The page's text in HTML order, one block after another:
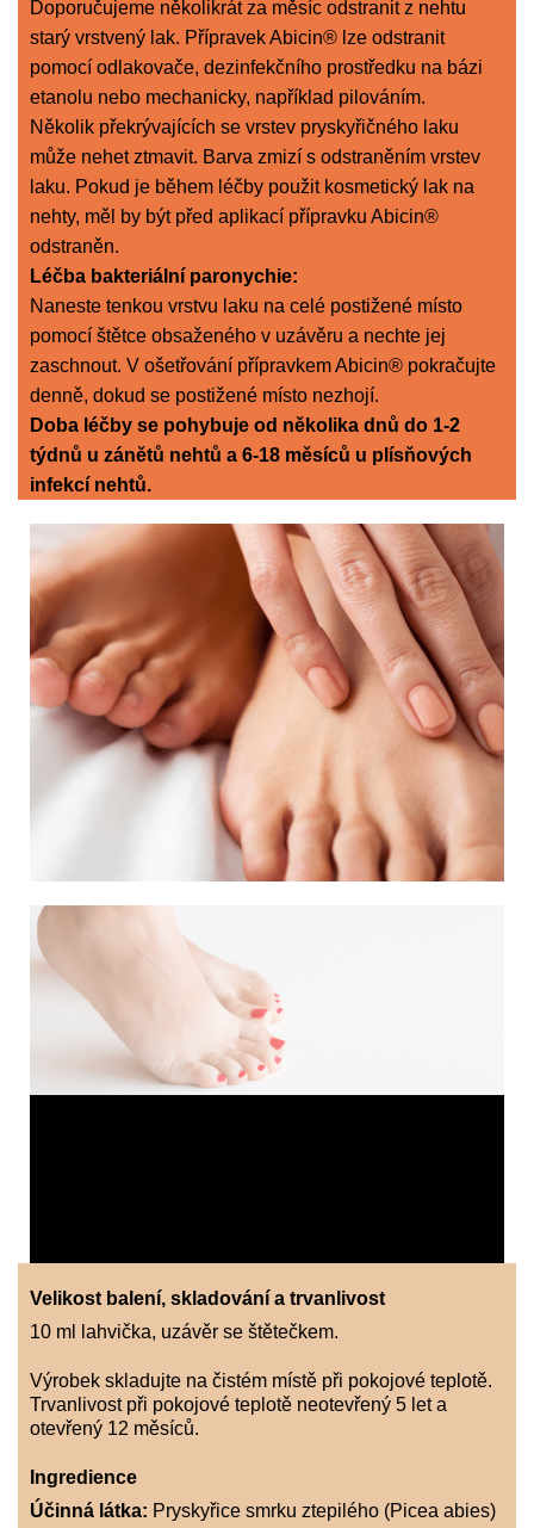
Doporučujeme několikrát za měsíc odstranit z nehtu
starý vrstvený lak. Přípravek Abicin® lze odstranit
pomocí odlakovače, dezinfekčního prostředku na bázi
etanolu nebo mechanicky, například pilováním.
Několik překrývajících se vrstev pryskyřičného laku
může nehet ztmavit. Barva zmizí s odstraněním vrstev
laku. Pokud je během léčby použit kosmetický lak na
nehty, měl by být před aplikací přípravku Abicin®
odstraněn.
Léčba bakteriální paronychie:
Naneste tenkou vrstvu laku na celé postižené místo
pomocí štětce obsaženého v uzávěru a nechte jej
zaschnout. V ošetřování přípravkem Abicin® pokračujte
denně, dokud se postižené místo nezhojí.
Doba léčby se pohybuje od několika dnů do 1-2
týdnů u zánětů nehtů a 6-18 měsíců u plísňových
infekcí nehtů.
Velikost balení, skladování a trvanlivost
10 ml lahvička, uzávěr se štětečkem.
Výrobek skladujte na čistém místě při pokojové teplotě.
Trvanlivost při pokojové teplotě neotevřený 5 let a
otevřený 12 měsíců.
Ingredience
Účinná látka: Pryskyřice smrku ztepilého (Picea abies)